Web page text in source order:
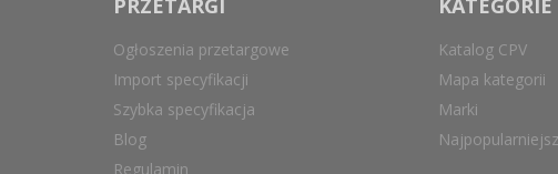
PRZETARGI
Ogłoszenia przetargowe
Import specyfikacji
Szybka specyfikacja
Blog
Regulamin
KATEGORIE
Katalog CPV
Mapa kategorii
Marki